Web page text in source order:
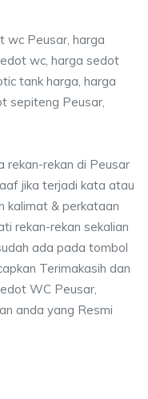
wc Peusar, harga
wc, harga sedot
tank harga, harga
sepiteng Peusar,
rekan-rekan di Peusar
jika terjadi kata atau
kalimat & perkataan
rekan-rekan sekalian
ada pada tombol
Terimakasih dan
WC Peusar,
anda yang Resmi